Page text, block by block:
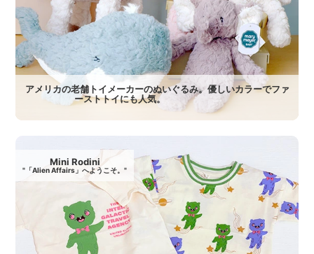
アメリカの老舗トイメーカーのぬいぐるみ。優しいカラーでファ
ーストトイにも人気。
Mini Rodini
"「Alien Affairs」へようこそ。"